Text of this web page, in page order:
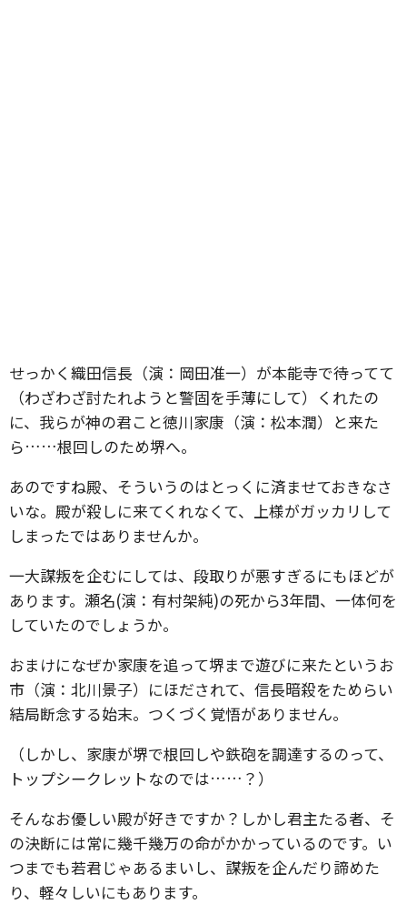
せっかく織田信長（演：岡田准一）が本能寺で待ってて
（わざわざ討たれようと警固を手薄にして）くれたの
に、我らが神の君こと徳川家康（演：松本潤）と来た
ら……根回しのため堺へ。
あのですね殿、そういうのはとっくに済ませておきなさ
いな。殿が殺しに来てくれなくて、上様がガッカリして
しまったではありませんか。
一大謀叛を企むにしては、段取りが悪すぎるにもほどが
あります。瀬名(演：有村架純)の死から3年間、一体何を
していたのでしょうか。
おまけになぜか家康を追って堺まで遊びに来たというお
市（演：北川景子）にほだされて、信長暗殺をためらい
結局断念する始末。つくづく覚悟がありません。
（しかし、家康が堺で根回しや鉄砲を調達するのって、
トップシークレットなのでは……？）
そんなお優しい殿が好きですか？しかし君主たる者、そ
の決断には常に幾千幾万の命がかかっているのです。い
つまでも若君じゃあるまいし、謀叛を企んだり諦めた
り、軽々しいにもあります。